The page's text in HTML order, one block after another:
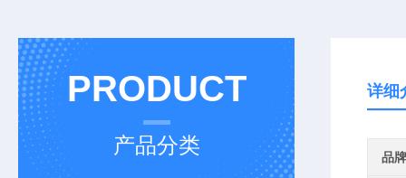
PRODUCT
产品分类
详细
品牌